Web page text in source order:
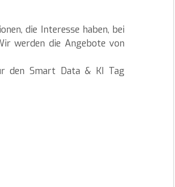
die Interesse haben, bei
werden die Angebote von
den Smart Data & KI Tag